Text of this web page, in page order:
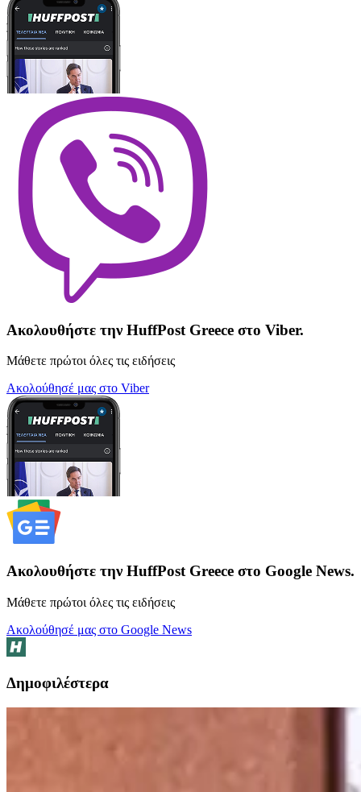
Ακολουθήστε την HuffPost Greece στο Viber.
Μάθετε πρώτοι όλες τις ειδήσεις
Ακολούθησέ μας στο Viber
Ακολουθήστε την HuffPost Greece στο Google News.
Μάθετε πρώτοι όλες τις ειδήσεις
Ακολούθησέ μας στο Google News
Δημοφιλέστερα